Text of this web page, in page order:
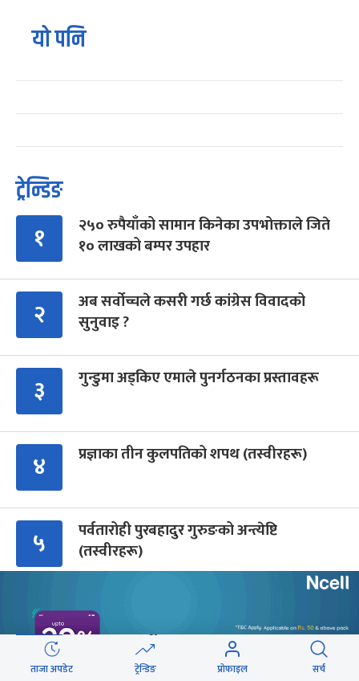
यो पनि
ट्रेन्डिङ
१
२५० रुपैयाँको सामान किनेका उपभोक्ताले जिते
१० लाखको बम्पर उपहार
२
अब सर्वोच्चले कसरी गर्छ कांग्रेस विवादको
सुनुवाइ ?
३ गुन्डुमा अड्किए एमाले पुनर्गठनका प्रस्तावहरू
४ प्रज्ञाका तीन कुलपतिको शपथ (तस्वीरहरू)
५
पर्वतारोही पुरबहादुर गुरुङको अन्त्येष्टि
(तस्वीरहरू)
६
‘संसद्‍मा कालो चस्मा खोल्नू, बैठक चल्दा सेयर
कारोबार नगर्नू’
ताजा अपडेट ट्रेन्डिङ प्रोफाइल सर्च